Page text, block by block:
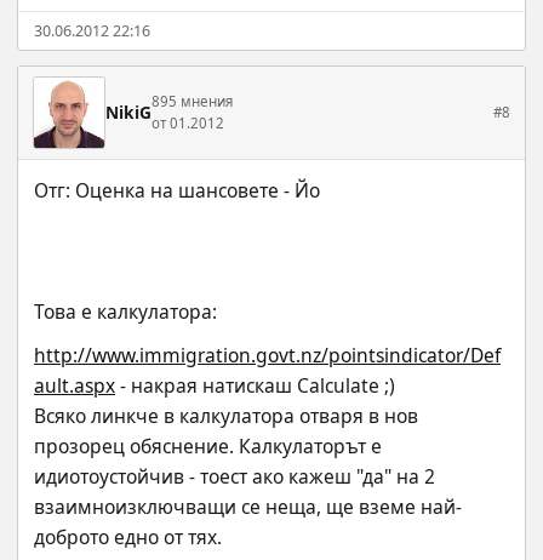
30.06.2012 22:16
NikiG895 мнения
от 01.2012
#8
Това е калкулатора:
http://www.immigration.govt.nz/pointsindicator/Def
ault.aspx - накрая натискаш Calculate ;)
Всяко линкче в калкулатора отваря в нов
прозорец обяснение. Калкулаторът е
идиотоустойчив - тоест ако кажеш "да" на 2
взаимноизключващи се неща, ще вземе най-
доброто едно от тях.